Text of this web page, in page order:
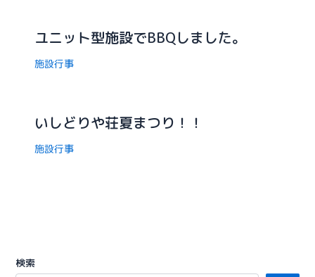
ユニット型施設でBBQしました。
施設行事
いしどりや荘夏まつり！！
施設行事
検索